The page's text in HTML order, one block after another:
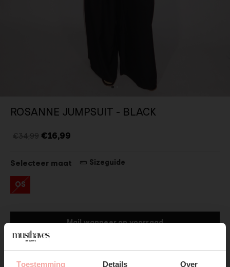
Toestemming Details Over
ROSANNE JUMPSUIT - BLACK
€34,99 €16,99
Selecteer maat Sizeguide
OS
Mail wanneer op voorraad
Gratis verzendingVanaf €75,-